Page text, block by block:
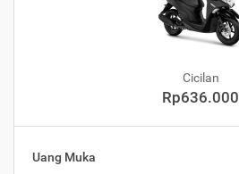
Cicilan
Rp636.000
Uang Muka